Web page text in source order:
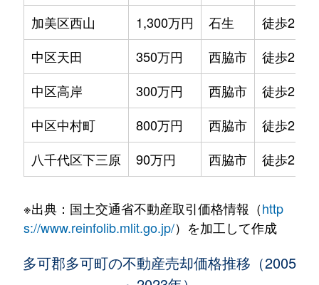
加美区西山
1,300万円 石生
徒歩2時
中区天田
350万円 西脇市
徒歩2時
中区高岸
300万円 西脇市
徒歩2時
中区中村町
800万円 西脇市
徒歩2時
八千代区下三原
90万円 西脇市 徒歩2時
※出典：国土交通省不動産取引価格情報（http
s://www.reinfolib.mlit.go.jp/）を加工して作成
多可郡多可町の不動産売却価格推移（2005